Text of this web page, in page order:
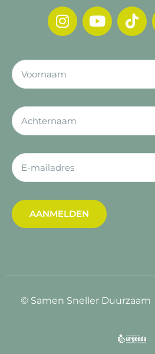
AANMELDEN
© Samen Sneller